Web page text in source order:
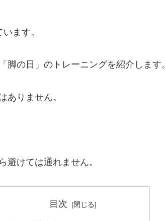
ます。
脚の日」のトレーニングを紹介します。
ありません。
避けては通れません。
目次